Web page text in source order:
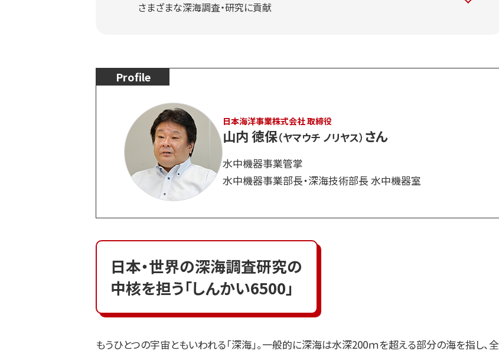
さまざまな深海調査・研究に貢献
Profile
日本海洋事業株式会社 取締役
山内 徳保（ヤマウチ ノリヤス） さん
水中機器事業管掌
水中機器事業部長・深海技術部長 水中機器室
日本・世界の深海調査研究の
中核を担う「しんかい6500」
もうひとつの宇宙ともいわれる「深海」。一般的に深海は水深200ｍを超える部分の海を指し、全